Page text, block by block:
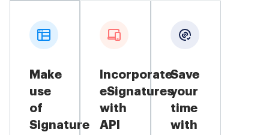
Make
use
of
Signature
Incorporate
eSignatures
with
API
Save
your
time
with